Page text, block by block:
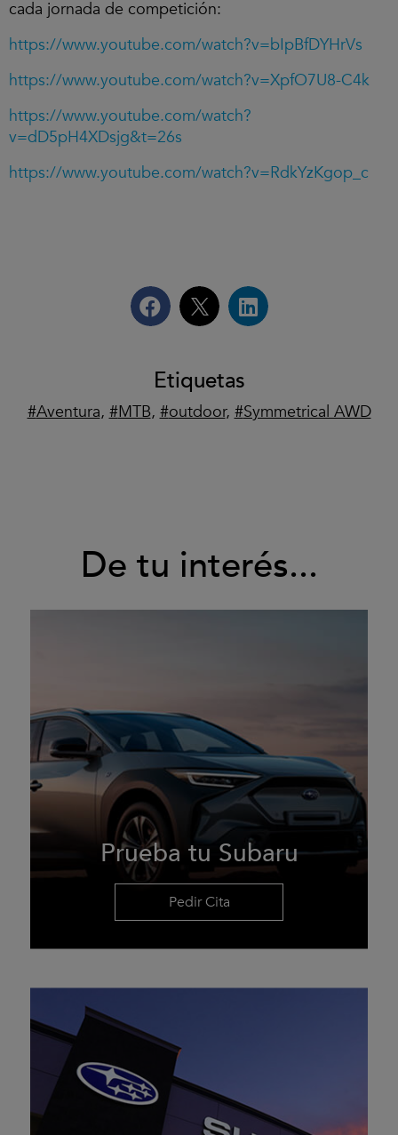
cada jornada de competición:
https://www.youtube.com/watch?v=bIpBfDYHrVs
https://www.youtube.com/watch?v=XpfO7U8-C4k
https://www.youtube.com/watch?
v=dD5pH4XDsjg&t=26s
https://www.youtube.com/watch?v=RdkYzKgop_c
Etiquetas
Aventura, MTB, outdoor, Symmetrical AWD
De tu interés...
Prueba tu Subaru
Pedir Cita